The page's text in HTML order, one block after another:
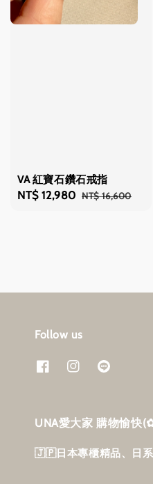
VA 紅寶石鑽石戒指
Sale
NT$ 12,980 Regular
NT$ 16,600
Follow us
UNA愛大家 購物愉快‎
🇯🇵日本專櫃精品、日